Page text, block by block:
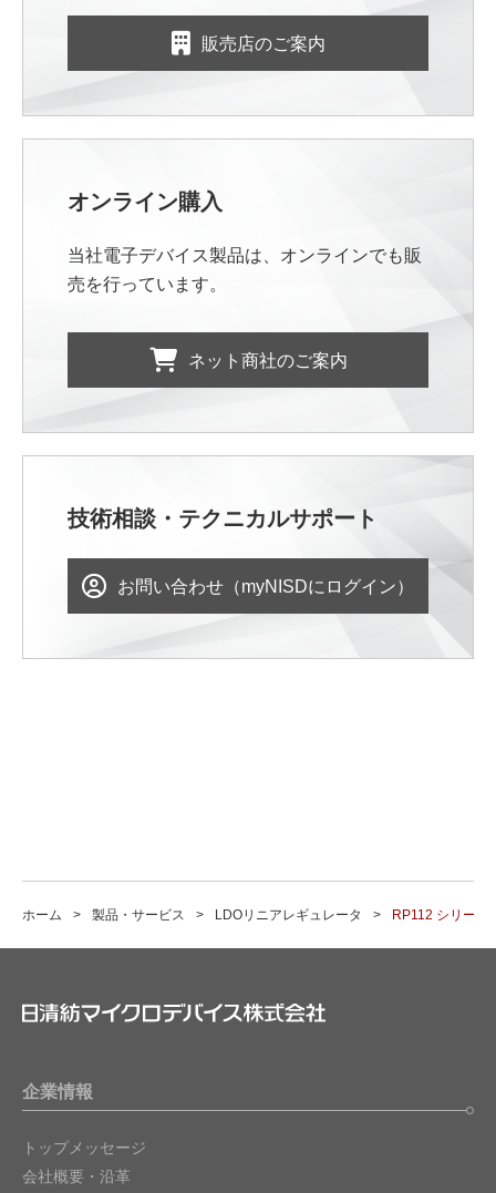
販売店のご案内
オンライン購入
当社電子デバイス製品は、オンラインでも販
売を行っています。
ネット商社のご案内
技術相談・テクニカルサポート
お問い合わせ（myNISDにログイン）
ホーム 製品・サービス LDOリニアレギュレータ RP112 シリーズ
企業情報
トップメッセージ
会社概要・沿革